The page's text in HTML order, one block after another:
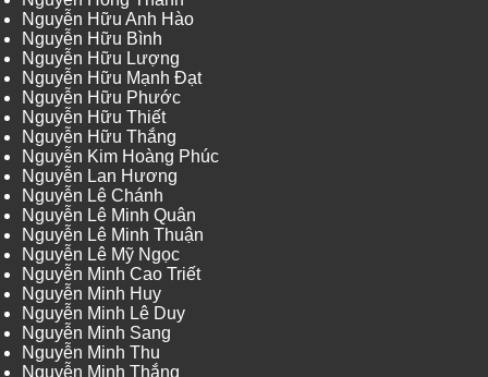
Nguyễn Hữu Anh Hào
Nguyễn Hữu Bình
Nguyễn Hữu Lượng
Nguyễn Hữu Mạnh Đạt
Nguyễn Hữu Phước
Nguyễn Hữu Thiết
Nguyễn Hữu Thắng
Nguyễn Kim Hoàng Phúc
Nguyễn Lan Hương
Nguyễn Lê Chánh
Nguyễn Lê Minh Quân
Nguyễn Lê Minh Thuận
Nguyễn Lê Mỹ Ngọc
Nguyễn Minh Cao Triết
Nguyễn Minh Huy
Nguyễn Minh Lê Duy
Nguyễn Minh Sang
Nguyễn Minh Thu
Nguyễn Minh Thắng